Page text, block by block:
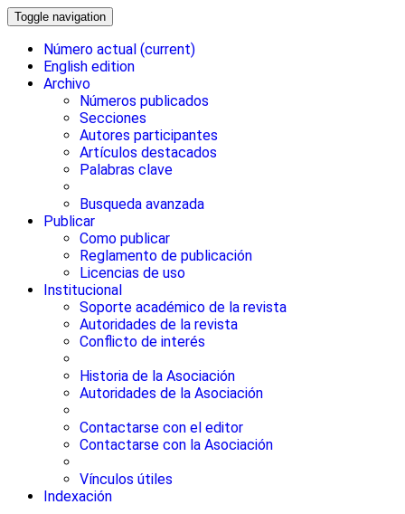
Toggle navigation
Número actual (current)
English edition
Archivo
Números publicados
Secciones
Autores participantes
Artículos destacados
Palabras clave
Busqueda avanzada
Publicar
Como publicar
Reglamento de publicación
Licencias de uso
Institucional
Soporte académico de la revista
Autoridades de la revista
Conflicto de interés
Historia de la Asociación
Autoridades de la Asociación
Contactarse con el editor
Contactarse con la Asociación
Vínculos útiles
Indexación